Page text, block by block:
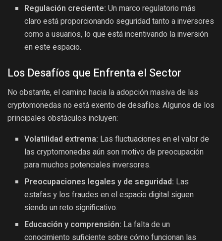
Regulación creciente: Un marco regulatorio más
claro está proporcionando seguridad tanto a inversores
como a usuarios, lo que está incentivando la inversión
en este espacio.
Los Desafíos que Enfrenta el Sector
No obstante, el camino hacia la adopción masiva de las
cryptomonedas no está exento de desafíos. Algunos de los
principales obstáculos incluyen:
Volatilidad extrema: Las fluctuaciones en el valor de
las cryptomonedas aún son motivo de preocupación
para muchos potenciales inversores.
Preocupaciones legales y de seguridad: Las
estafas y los fraudes en el espacio digital siguen
siendo un reto significativo.
Educación y comprensión: La falta de un
conocimiento suficiente sobre cómo funcionan las